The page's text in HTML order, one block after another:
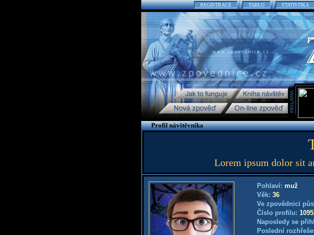
REGISTRACE TABLO STATISTIKA
Profil návštěvníka
Lorem ipsum dolor sit
Pohlaví: muž
Věk: 36
Ve zpovědnici
Číslo profilu:
Naposledy se
Poslední